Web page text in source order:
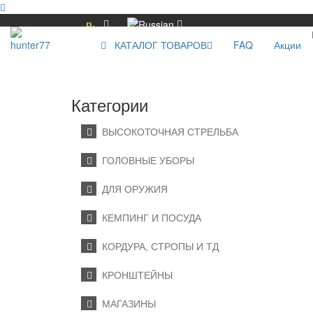
р.
КАТАЛОГ ТОВАРОВ
FAQ Акции
Категории
ВЫСОКОТОЧНАЯ СТРЕЛЬБА
ГОЛОВНЫЕ УБОРЫ
ДЛЯ ОРУЖИЯ
КЕМПИНГ И ПОСУДА
КОРДУРА, СТРОПЫ И ТД
КРОНШТЕЙНЫ
МАГАЗИНЫ